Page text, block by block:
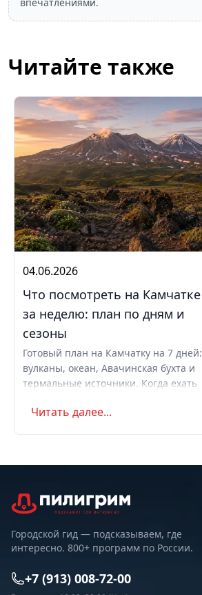
Читайте также
04.06.2026
Что посмотреть на Камчатке
за неделю: план по дням и
сезоны
Готовый план на Камчатку на 7 дней:
вулканы, океан, Авачинская бухта и
термальные источники. Когда ехать
самостоятельно или с туром.
Читать далее...
Городской гид — подсказываем, где
интересно. 800+ программ по России.
+7 (913) 008-72-00